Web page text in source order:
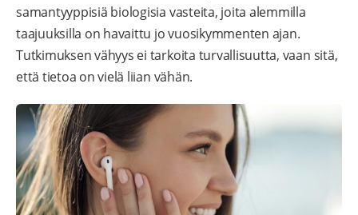
samantyyppisiä biologisia vasteita, joita alemmilla
taajuuksilla on havaittu jo vuosikymmenten ajan.
Tutkimuksen vähyys ei tarkoita turvallisuutta, vaan sitä,
että tietoa on vielä liian vähän.